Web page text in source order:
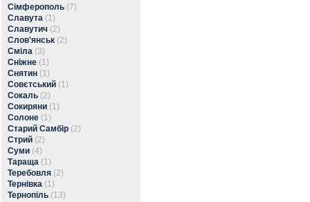
Сімферополь (7)
Славута (1)
Славутич (2)
Слов'янськ (2)
Сміла (3)
Сніжне (1)
Снятин (1)
Совєтський (1)
Сокаль (2)
Сокиряни (1)
Солоне (1)
Старий Самбір (2)
Стрий (2)
Суми (4)
Тараща (1)
Теребовля (2)
Тернівка (1)
Тернопіль (13)